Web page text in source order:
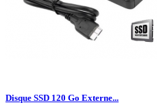
Disque SSD 120 Go Externe...